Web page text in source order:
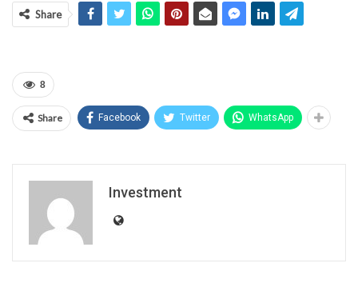
Share
8
Share Facebook Twitter WhatsApp
Investment